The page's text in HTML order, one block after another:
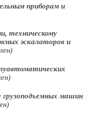
приборам и
техническому
эскалаторов и
машин